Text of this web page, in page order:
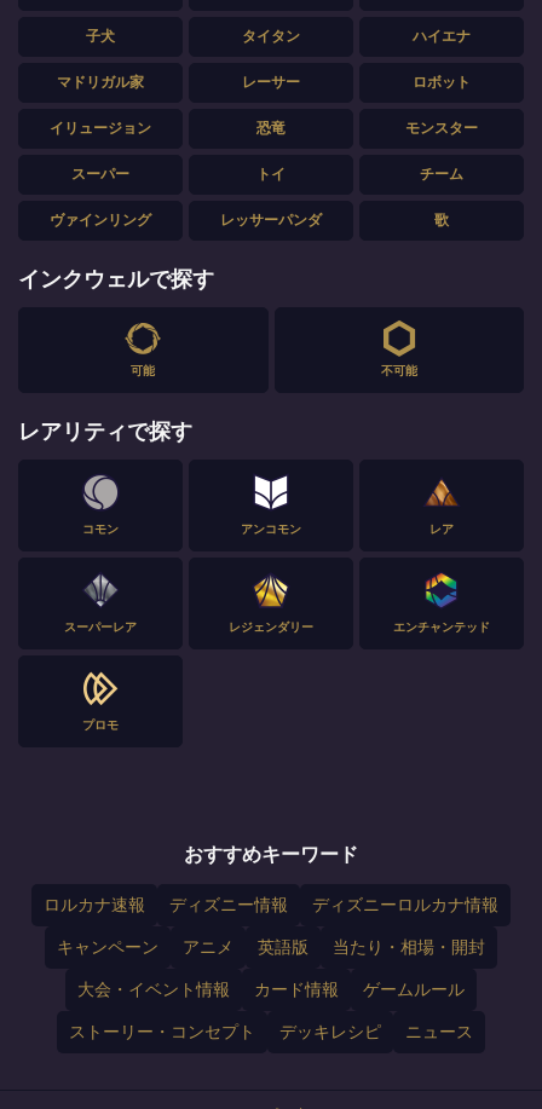
子犬 タイタン ハイエナ
マドリガル家 レーサー ロボット
イリュージョン 恐竜 モンスター
スーパー トイ チーム
ヴァインリング レッサーパンダ 歌
インクウェルで探す
可能 不可能
レアリティで探す
コモン アンコモン レア
スーパーレア レジェンダリー エンチャンテッド
プロモ
おすすめキーワード
ロルカナ速報 ディズニー情報 ディズニーロルカナ情報
キャンペーン アニメ 英語版 当たり・相場・開封
大会・イベント情報 カード情報 ゲームルール
ストーリー・コンセプト デッキレシピ ニュース